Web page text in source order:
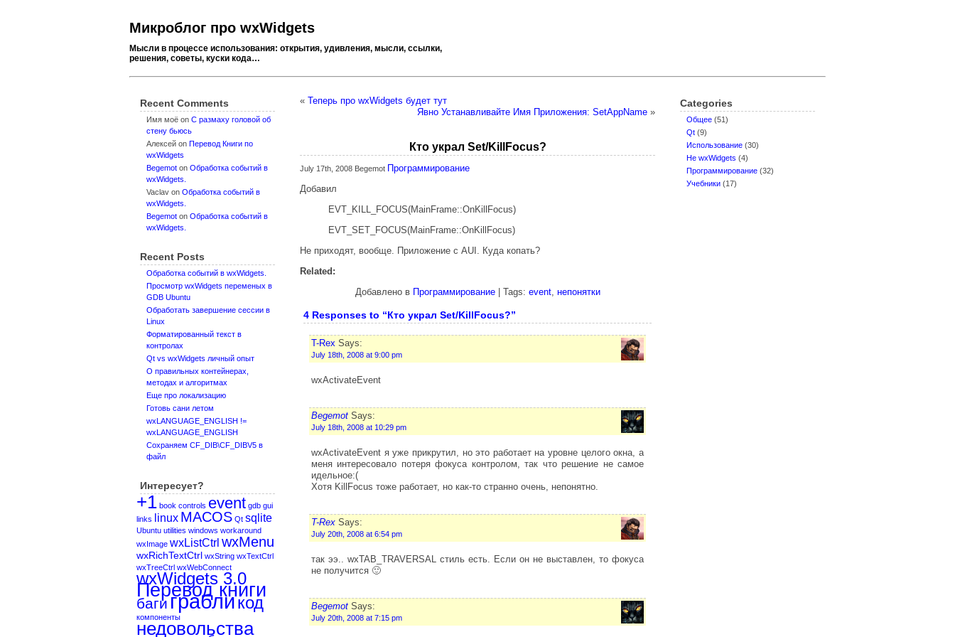
Микроблог про wxWidgets
Мысли в процессе использования: открытия, удивления, мысли, ссылки,
решения, советы, куски кода…
Recent Comments
Имя моё on C размаху головой об
стену бьюсь
Алексей on Перевод Книги по
wxWidgets
Begemot on Обработка событий в
wxWidgets.
Vaclav on Обработка событий в
wxWidgets.
Begemot on Обработка событий в
wxWidgets.
Recent Posts
Обработка событий в wxWidgets.
Просмотр wxWidgets переменых в
GDB Ubuntu
Обработать завершение сессии в
Linux
Форматированный текст в
контролах
Qt vs wxWidgets личный опыт
О правильных контейнерах,
методах и алгоритмах
Еще про локализацию
Готовь сани летом
wxLANGUAGE_ENGLISH !=
wxLANGUAGE_ENGLISH
Сохраняем CF_DIB\CF_DIBV5 в
файл
Интересует?
+1 book controls event gdb gui
links linux MACOS Qt sqlite
Ubuntu utilities windows workaround
wxImage wxListCtrl wxMenu
wxRichTextCtrl wxString wxTextCtrl
wxTreeCtrl wxWebConnect
wxWidgets 3.0
Перевод книги
багиграбликод
компоненты
недовольства
Categories
Oбщее (51)
Qt (9)
Использование (30)
Не wxWidgets (4)
Программирование (32)
Учебники (17)
« Теперь про wxWidgets будет тут
Явно Устанавливайте Имя Приложения: SetAppName »
Кто украл Set/KillFocus?
July 17th, 2008 Begemot Программирование
Добавил
EVT_KILL_FOCUS(MainFrame::OnKillFocus)
EVT_SET_FOCUS(MainFrame::OnKillFocus)
Не приходят, вообще. Приложение с AUI. Куда копать?
Related:
Добавлено в Программирование| Tags: event, непонятки
4 Responses to “Кто украл Set/KillFocus?”
T-Rex Says:
July 18th, 2008 at 9:00 pm
wxActivateEvent
Begemot Says:
July 18th, 2008 at 10:29 pm
wxActivateEvent я уже прикрутил, но это работает на уровне целого окна, а
меня интересовало потеря фокуса контролом, так что решение не самое
идельное:(
Хотя KillFocus тоже работает, но как-то странно очень, непонятно.
T-Rex Says:
July 20th, 2008 at 6:54 pm
так ээ.. wxTAB_TRAVERSAL стиль есть. Если он не выставлен, то фокуса
не получится 🙂
Begemot Says:
July 20th, 2008 at 7:15 pm